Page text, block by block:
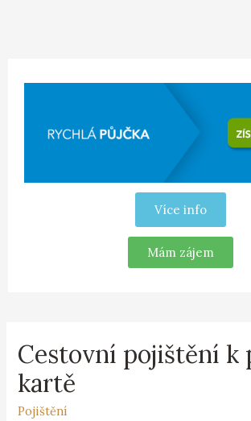
Více info
Mám zájem
Cestovní pojištění k
kartě
Pojištění